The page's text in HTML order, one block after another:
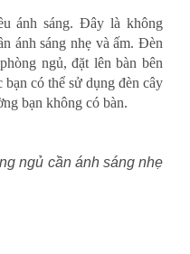
ánh sáng. Đây là không
ánh sáng nhẹ và ấm. Đèn
ngủ, đặt lên bàn bên
có thể sử dụng đèn cây
bạn không có bàn.
sáng nhẹ